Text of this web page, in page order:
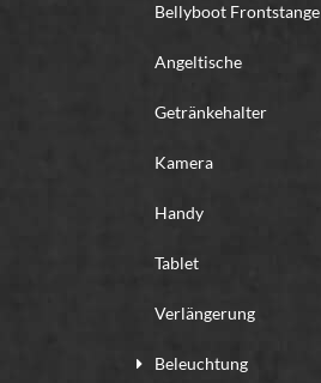
Bellyboot Frontstange
Angeltische
Getränkehalter
Kamera
Handy
Tablet
Verlängerung
Beleuchtung